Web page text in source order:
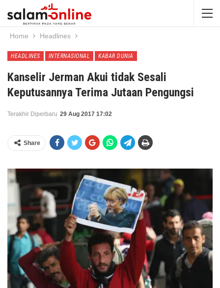
Home Headlines
HEADLINES INTERNASIONAL KABAR DUNIA
Kanselir Jerman Akui tidak Sesali
Keputusannya Terima Jutaan Pengungsi
Terakhir Diperbaru 29 Aug 2017 17:02
Share